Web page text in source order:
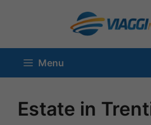
contenuto
Menu
Estate in